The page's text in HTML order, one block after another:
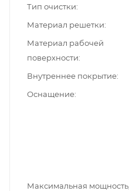
Тип очистки
Материал решетки
Материал рабочей
поверхности
Внутреннее покрытие
Оснащение
Максимальная мощность,